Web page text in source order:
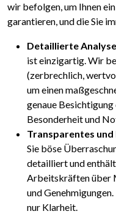
wir befolgen, um Ihnen
garantieren, und die Sie
Detaillierte
ist einzigartig. Wir
(zerbrechlich,
um einen
genaue
Besonderheit und
Transparentes
Sie böse
detailliert und
Arbeitskräften über
und
nur Klarheit.